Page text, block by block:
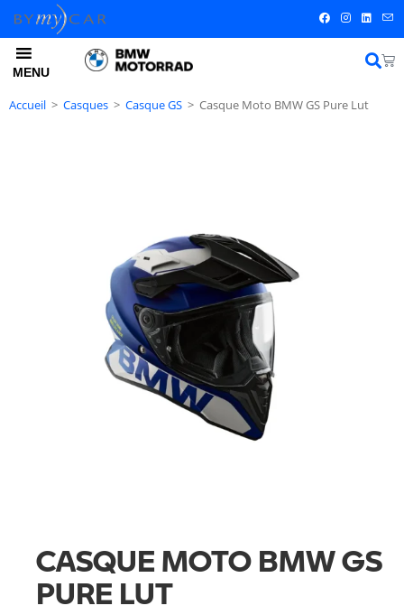
MENU
Accueil > Casques > Casque GS > Casque Moto BMW GS Pure Lut
CASQUE MOTO BMW GS
PURE LUT